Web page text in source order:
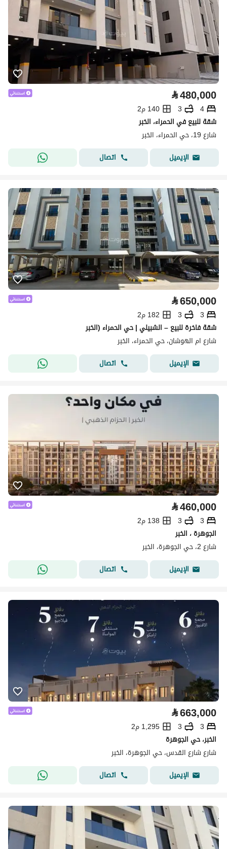
⃁480,000
4
3
140 م2
شقة للبيع في الحمراء، الخبر
شارع 19، حي الحمراء، الخبر
الإيميل
اتصال
⃁650,000
3
3
182 م2
شقة فاخرة للبيع – الشبيلي | حي الحمراء (الخبر
شارع ام الهوشان، حي الحمراء، الخبر
الإيميل
اتصال
⃁460,000
3
3
138 م2
الجوهرة ، الخبر
شارع 2، حي الجوهرة، الخبر
الإيميل
اتصال
⃁663,000
3
3
1,295 م2
الخبر، حي الجوهرة
شارع شارع القدس، حي الجوهرة، الخبر
الإيميل
اتصال